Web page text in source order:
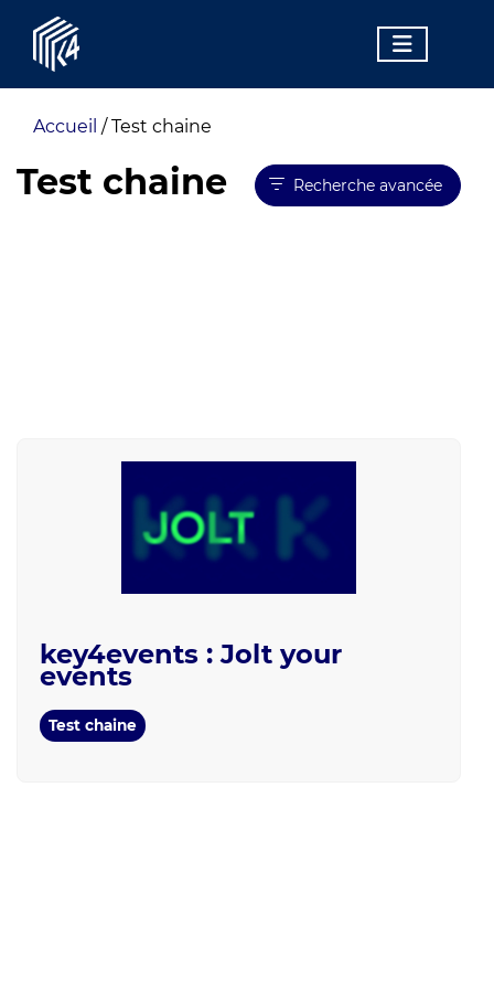
Accueil /Test chaine
Test chaine Recherche avancée
key4events : Jolt your
events
Test chaine